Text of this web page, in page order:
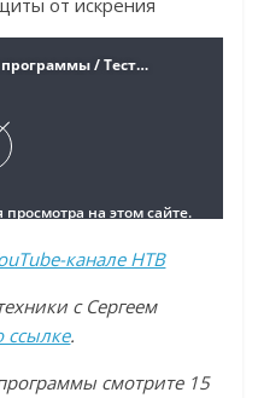
от искрения
канале НТВ
с Сергеем
ссылке.
смотрите 15